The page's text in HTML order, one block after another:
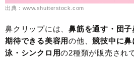
出典：www.shutterstock.com
鼻クリップには、 鼻筋を通す・団
期待できる美容用の他、競技中に
泳・シンクロ用の2種類が販売され